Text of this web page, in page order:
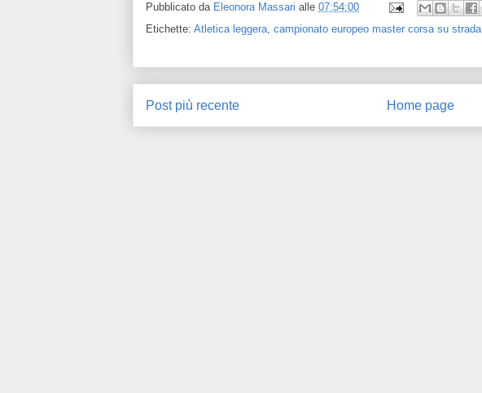
Pubblicato da Eleonora Massari alle 07:54:00
Etichette: Atletica leggera campionato europeo master corsa su strada
Post più recente Home page